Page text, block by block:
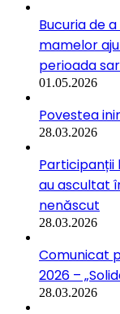
Bucuria de
mamelor
perioada
01.05.2026
Povestea
28.03.2026
Participanții
au ascultat
nenăscut
28.03.2026
Comunicat
2026 –
28.03.2026